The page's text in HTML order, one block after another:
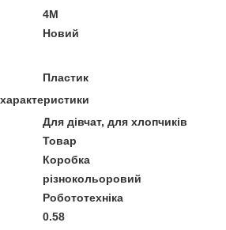
4M
Новий
Пластик
Для дівчат, для хлопчиків
Товар
Коробка
різнокольоровий
Робототехніка
0.58